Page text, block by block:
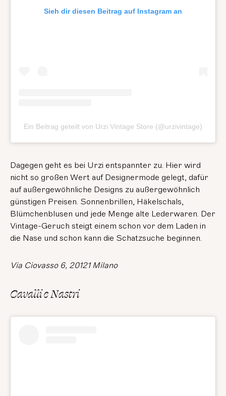
Sieh dir diesen Beitrag auf Instagram an
Ein Beitrag geteilt von Urzi Vintage Store (@urzivintage)
Dagegen geht es bei Urzi entspannter zu. Hier wird
nicht so großen Wert auf Designermode gelegt, dafür
auf außergewöhnliche Designs zu außergewöhnlich
günstigen Preisen. Sonnenbrillen, Häkelschals,
Blümchenblusen und jede Menge alte Lederwaren. Der
Vintage-Geruch steigt einem schon vor dem Laden in
die Nase und schon kann die Schatzsuche beginnen.
Via Ciovasso 6, 20121 Milano
Cavalli e Nastri